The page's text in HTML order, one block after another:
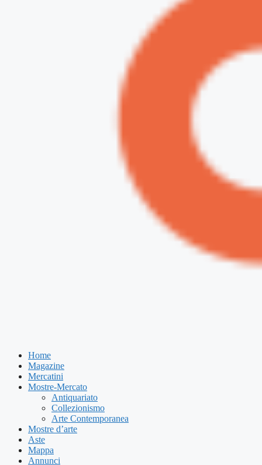
Home
Magazine
Mercatini
Mostre-Mercato
Antiquariato
Collezionismo
Arte Contemporanea
Mostre d’arte
Aste
Mappa
Annunci